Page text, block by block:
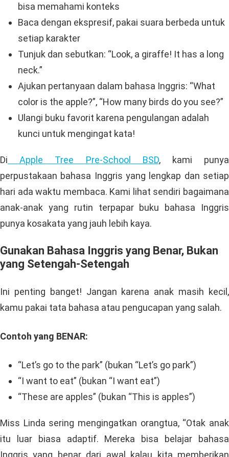
bisa memahami konteks
Baca dengan ekspresif, pakai suara berbeda untuk
setiap karakter
Tunjuk dan sebutkan: “Look, a giraffe! It has a long
neck.”
Ajukan pertanyaan dalam bahasa Inggris: “What
color is the apple?”, “How many birds do you see?”
Ulangi buku favorit karena pengulangan adalah
kunci untuk mengingat kata!
Di Apple Tree Pre-School BSD, kami punya
perpustakaan bahasa Inggris yang lengkap dan setiap
hari ada waktu membaca. Kami lihat sendiri bagaimana
anak-anak yang rutin terpapar buku bahasa Inggris
punya kosakata yang jauh lebih kaya.
Gunakan Bahasa Inggris yang Benar, Bukan
yang Setengah-Setengah
Ini penting banget! Jangan karena anak masih kecil,
kamu pakai tata bahasa atau pengucapan yang salah.
Contoh yang BENAR:
“Let’s go to the park” (bukan “Let’s go park”)
“I want to eat” (bukan “I want eat”)
“These are apples” (bukan “This is apples”)
Miss Linda sering mengingatkan orangtua, “Otak anak
itu luar biasa adaptif. Mereka bisa belajar bahasa
Inggris yang benar dari awal kalau kita memberikan